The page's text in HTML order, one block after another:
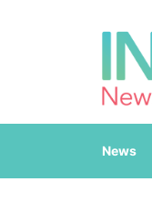
News